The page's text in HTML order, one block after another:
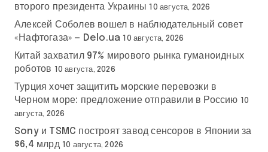
второго президента Украины 10 августа, 2026
Алексей Соболев вошел в наблюдательный совет
«Нафтогаза» — Delo.ua 10 августа, 2026
Китай захватил 97% мирового рынка гуманоидных
роботов 10 августа, 2026
Турция хочет защитить морские перевозки в
Черном море: предложение отправили в Россию 10
августа, 2026
Sony и TSMC построят завод сенсоров в Японии за
$6,4 млрд 10 августа, 2026